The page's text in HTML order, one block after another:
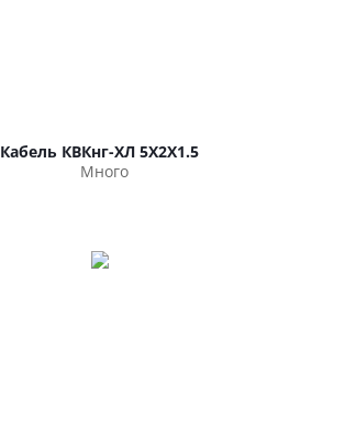
Кабель КВКнг-ХЛ 5Х2Х1.5
Много